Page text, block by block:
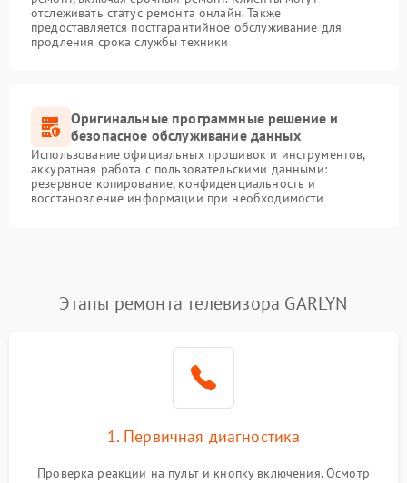
отслеживать статус ремонта онлайн. Также
предоставляется постгарантийное обслуживание для
продления срока службы техники
Оригинальные программные решение и
безопасное обслуживание данных
Использование официальных прошивок и инструментов,
аккуратная работа с пользовательскими данными:
резервное копирование, конфиденциальность и
восстановление информации при необходимости
Этапы ремонта телевизора GARLYN
1. Первичная диагностика
Проверка реакции на пульт и кнопку включения. Осмотр